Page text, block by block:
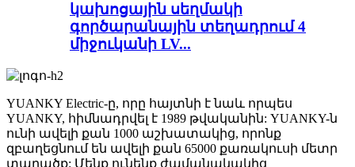
կախոցային սեղմակի
գործարանային տեղադրում 4
միջուկանի LV...
YUANKY Electric-ը, որը հայտնի է նաև որպես
YUANKY, հիմնադրվել է 1989 թվականին: YUANKY-ն
ունի ավելի քան 1000 աշխատակից, որոնք
զբաղեցնում են ավելի քան 65000 քառակուսի մետր
տարածք: Մենք ունենք ժամանակակից